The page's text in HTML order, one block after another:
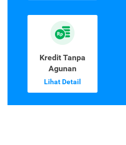
Kredit Tanpa
Agunan
Lihat Detail